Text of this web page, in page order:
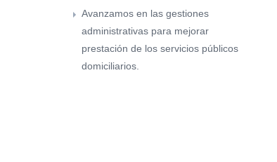
Avanzamos en las gestiones
administrativas para mejorar
prestación de los servicios públicos
domiciliarios.